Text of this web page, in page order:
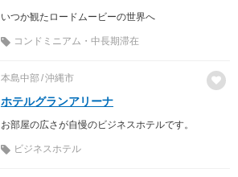
いつか観たロードムービーの世界へ
コンドミニアム・中長期滞在
本島中部 沖縄市
ホテルグランアリーナ
お部屋の広さが自慢のビジネスホテルです。
ビジネスホテル